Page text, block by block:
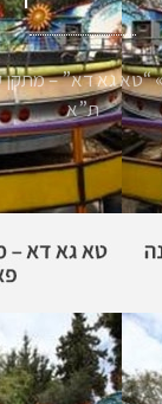
“טא גא דא” – מתקן
ת”א